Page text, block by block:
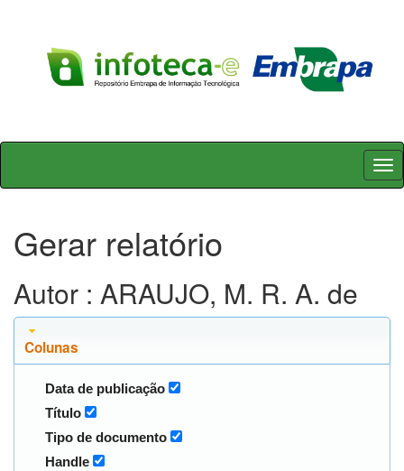
Skip
Gerar relatório
Autor : ARAUJO, M. R. A. de
Colunas
Data de publicação
Título
Tipo de documento
Handle